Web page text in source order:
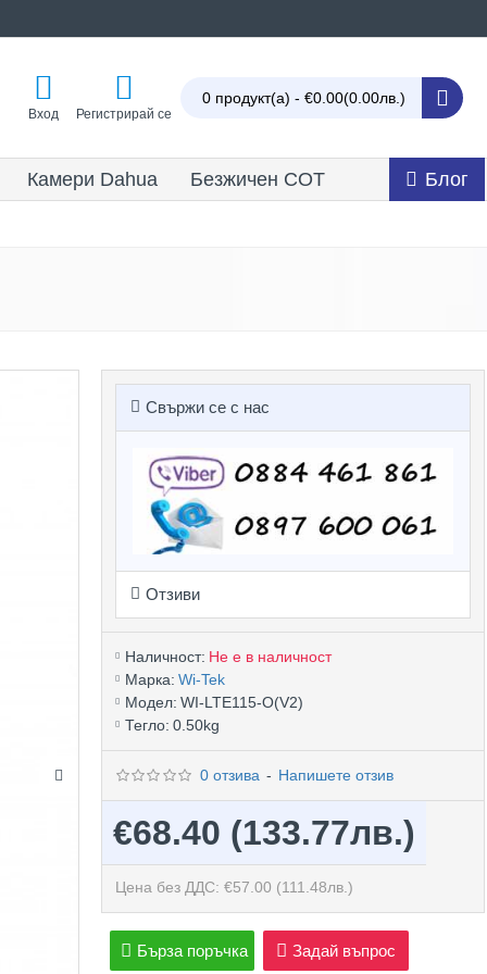
Вход Регистрирай се
0 продукт(а) - €0.00(0.00лв.)
Камери Dahua Безжичен СОТ Блог
Свържи се с нас
Отзиви
Наличност: Не е в наличност
Марка: Wi-Tek
Модел: WI-LTE115-O(V2)
Тегло: 0.50kg
0 отзива - Напишете отзив
€68.40 (133.77лв.)
Цена без ДДС: €57.00 (111.48лв.)
Бърза поръчка Задай въпрос